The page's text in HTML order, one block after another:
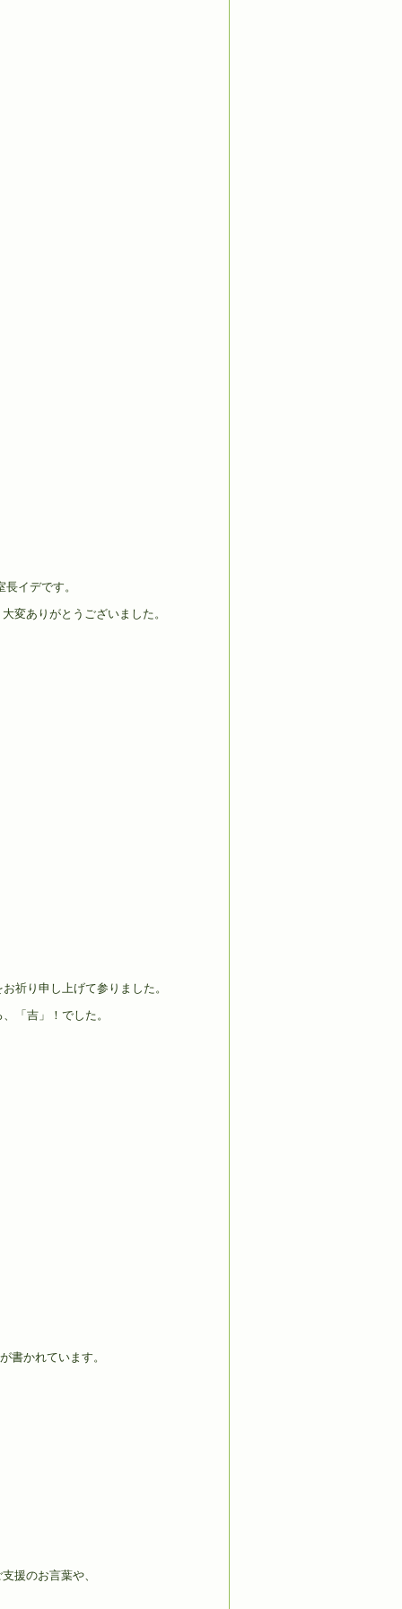
イデです。
変ありがとうございました。
祈り申し上げて参りました。
「吉」！でした。
書かれています。
援のお言葉や、